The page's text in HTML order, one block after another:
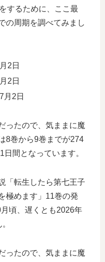
するために、ここ最
の周期を調べてみまし
2日
2日
月2日
ったので、気ままに魔
8巻から9巻までが274
間となっています。
「転生したら第七王子
極めます」11巻の発
頃、遅くとも2026年
ったので、気ままに魔